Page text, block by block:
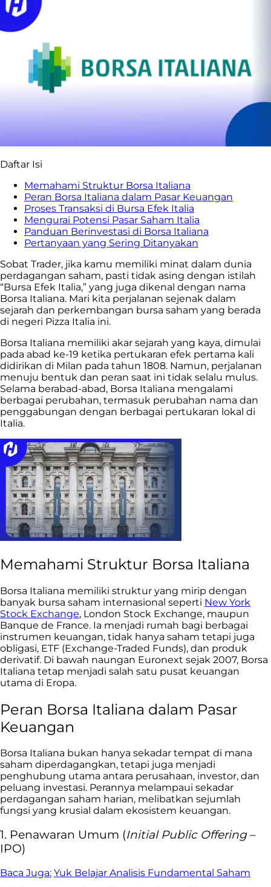
Daftar Isi
Memahami Struktur Borsa Italiana
Peran Borsa Italiana dalam Pasar Keuangan
Proses Transaksi di Bursa Efek Italia
Mengurai Potensi Pasar Saham Italia
Panduan Berinvestasi di Borsa Italiana
Pertanyaan yang Sering Ditanyakan
Sobat Trader, jika kamu memiliki minat dalam dunia
perdagangan saham, pasti tidak asing dengan istilah
“Bursa Efek Italia,” yang juga dikenal dengan nama
Borsa Italiana. Mari kita perjalanan sejenak dalam
sejarah dan perkembangan bursa saham yang berada
di negeri Pizza Italia ini.
Borsa Italiana memiliki akar sejarah yang kaya, dimulai
pada abad ke-19 ketika pertukaran efek pertama kali
didirikan di Milan pada tahun 1808. Namun, perjalanan
menuju bentuk dan peran saat ini tidak selalu mulus.
Selama berabad-abad, Borsa Italiana mengalami
berbagai perubahan, termasuk perubahan nama dan
penggabungan dengan berbagai pertukaran lokal di
Italia.
Memahami Struktur Borsa Italiana
Borsa Italiana memiliki struktur yang mirip dengan
banyak bursa saham internasional seperti New York
Stock Exchange, London Stock Exchange, maupun
Banque de France. Ia menjadi rumah bagi berbagai
instrumen keuangan, tidak hanya saham tetapi juga
obligasi, ETF (Exchange-Traded Funds), dan produk
derivatif. Di bawah naungan Euronext sejak 2007, Borsa
Italiana tetap menjadi salah satu pusat keuangan
utama di Eropa.
Peran Borsa Italiana dalam Pasar
Keuangan
Borsa Italiana bukan hanya sekadar tempat di mana
saham diperdagangkan, tetapi juga menjadi
penghubung utama antara perusahaan, investor, dan
peluang investasi. Perannya melampaui sekadar
perdagangan saham harian, melibatkan sejumlah
fungsi yang krusial dalam ekosistem keuangan.
1. Penawaran Umum (Initial Public Offering–
IPO)
Baca Juga: Yuk Belajar Analisis Fundamental Saham